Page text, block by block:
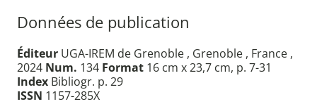
Données de publication
Éditeur UGA-IREM de Grenoble , Grenoble , France ,
2024 Num. 134 Format 16 cm x 23,7 cm, p. 7-31
Index Bibliogr. p. 29
ISSN 1157-285X